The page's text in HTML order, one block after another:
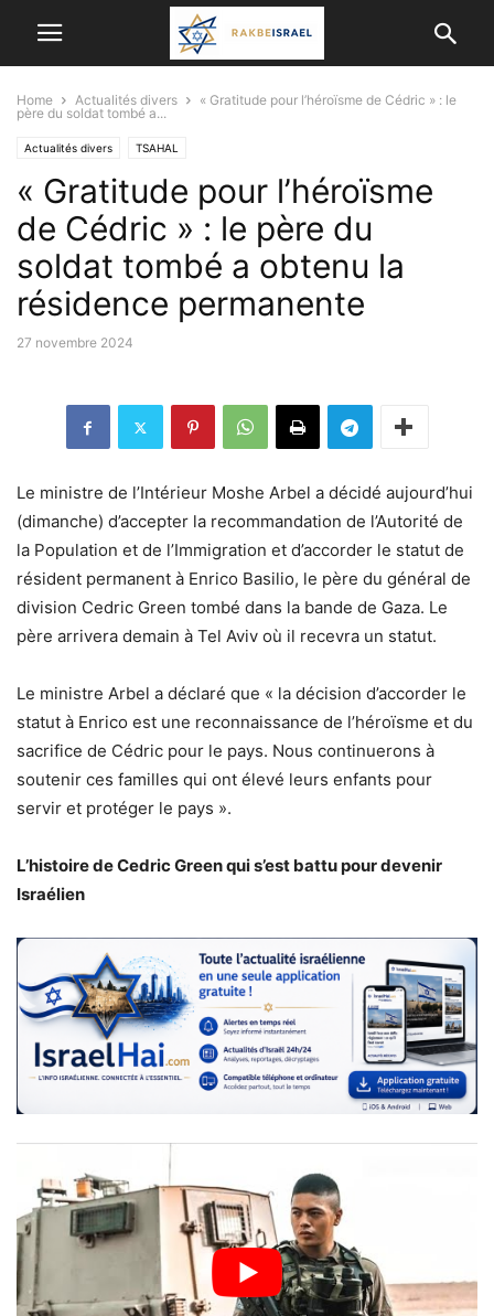
Home Actualités divers
« Gratitude pour l’héroïsme de Cédric » : le
père du soldat tombé a...
Actualités divers TSAHAL
« Gratitude pour l’héroïsme
de Cédric » : le père du
soldat tombé a obtenu la
résidence permanente
27 novembre 2024
Le ministre de l’Intérieur Moshe Arbel a décidé aujourd’hui
(dimanche) d’accepter la recommandation de l’Autorité de
la Population et de l’Immigration et d’accorder le statut de
résident permanent à Enrico Basilio, le père du général de
division Cedric Green tombé dans la bande de Gaza. Le
père arrivera demain à Tel Aviv où il recevra un statut.
Le ministre Arbel a déclaré que « la décision d’accorder le
statut à Enrico est une reconnaissance de l’héroïsme et du
sacrifice de Cédric pour le pays. Nous continuerons à
soutenir ces familles qui ont élevé leurs enfants pour
servir et protéger le pays ».
L’histoire de Cedric Green qui s’est battu pour devenir
Israélien